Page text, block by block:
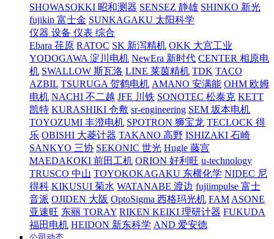
SHOWASOKKI 昭和测器 SENSEZ 静雄 SHINKO 新光
fujikin 富士金 SUNKAGAKU 太阳科学
仪器 设备 仪表 综合
Ebara 荏原 RATOC SK 新泻精机 OKK 大宫工业
YODOGAWA 淀川电机 NewEra 新时代 CENTER 相原电
机 SWALLOW 斯瓦洛 LINE 莱茵精机 TDK TACO
AZBIL TSURUGA 贺鹤电机 AMANO 安满能 OHM 欧姆
电机 NACHI 不二越 JFE 川铁 SONOTEC 松泰克 KETT
凯特 KURASHIKI 仓敷 sr-engineering SEM 坂本电机
TOYOZUMI 丰澄电机 SPOTRON 狮宝龙 TECLOCK 得
乐 OBISHI 大菱计器 TAKANO 高野 ISHIZAKI 石崎
SANKYO 三协 SEKONIC 世光 Hugle 藤宫
MAEDAKOKI 前田工机 ORION 好利旺 u-technology
TRUSCO 中山 TOYOKOKAGAKU 东横化学 NIDEC 尼
得科 KIKUSUI 菊水 WATANABE 渡边 fujiimpulse 富士
音派 OJIDEN 大阪 OptoSigma 西格玛光机 FAM ASONE
亚速旺 东丽 TORAY RIKEN KEIKI 理研计器 FUKUDA
福田电机 HEIDON 新东科学 AND 爱安德